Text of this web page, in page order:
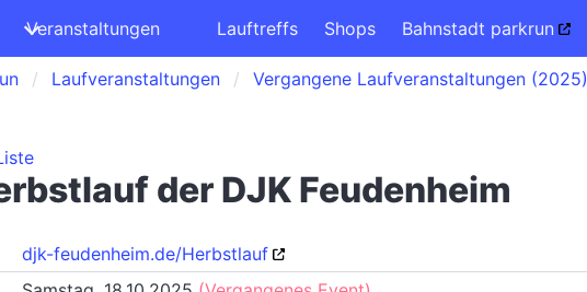
Veranstaltungen Lauftreffs Shops Bahnstadt parkrun
Laufveranstaltungen Vergangene Laufveranstaltungen (2025)
der DJK Feudenheim
djk-feudenheim.de/Herbstlauf